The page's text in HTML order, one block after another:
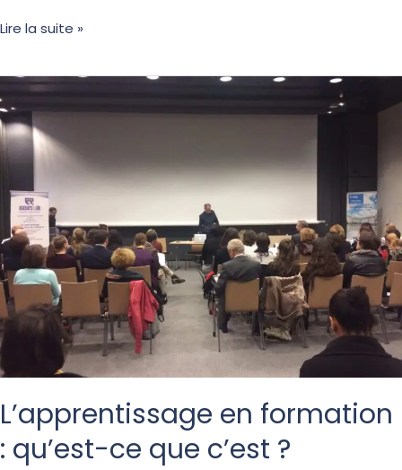
Lire la suite »
L’apprentissage en formation
: qu’est-ce que c’est ?
L’apprentissage
en
formation
:
qu’est-
que
c’est
?